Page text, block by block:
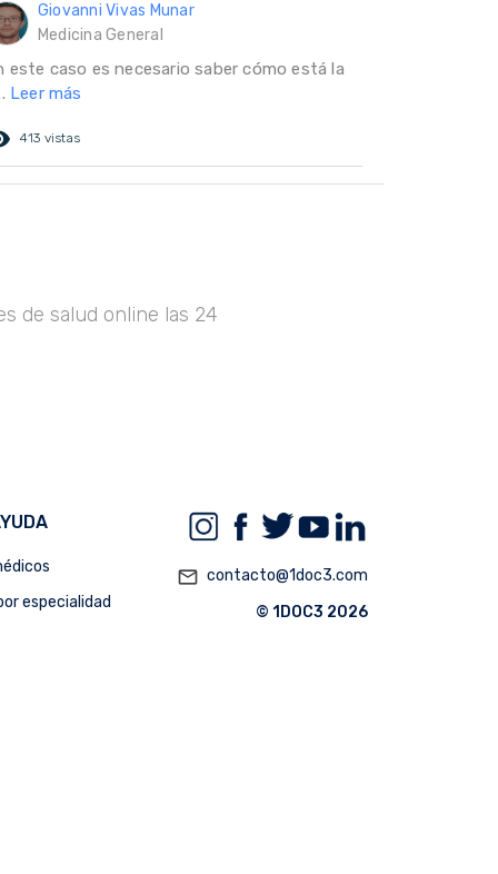
Giovanni Vivas Munar
Medicina General
este caso es necesario saber cómo está la
Leer más
413 vistas
de salud online las 24
especialidad
mail_outline contacto@1doc3.com
© 1DOC3 2026